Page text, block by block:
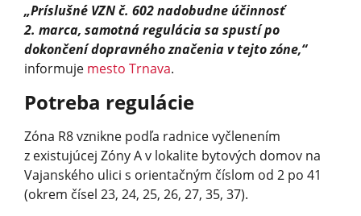
„Príslušné VZN č. 602 nadobudne účinnosť
2. marca, samotná regulácia sa spustí po
dokončení dopravného značenia v tejto zóne,“
informuje mesto Trnava.
Potreba regulácie
Zóna R8 vznikne podľa radnice vyčlenením
z existujúcej Zóny A v lokalite bytových domov na
Vajanského ulici s orientačným číslom od 2 po 41
(okrem čísel 23, 24, 25, 26, 27, 35, 37).